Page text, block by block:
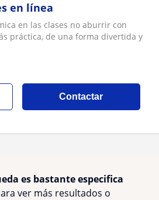
en línea
en las clases no aburrir con
práctica, de una forma divertida y
Contactar
es bastante especifica
ver más resultados o